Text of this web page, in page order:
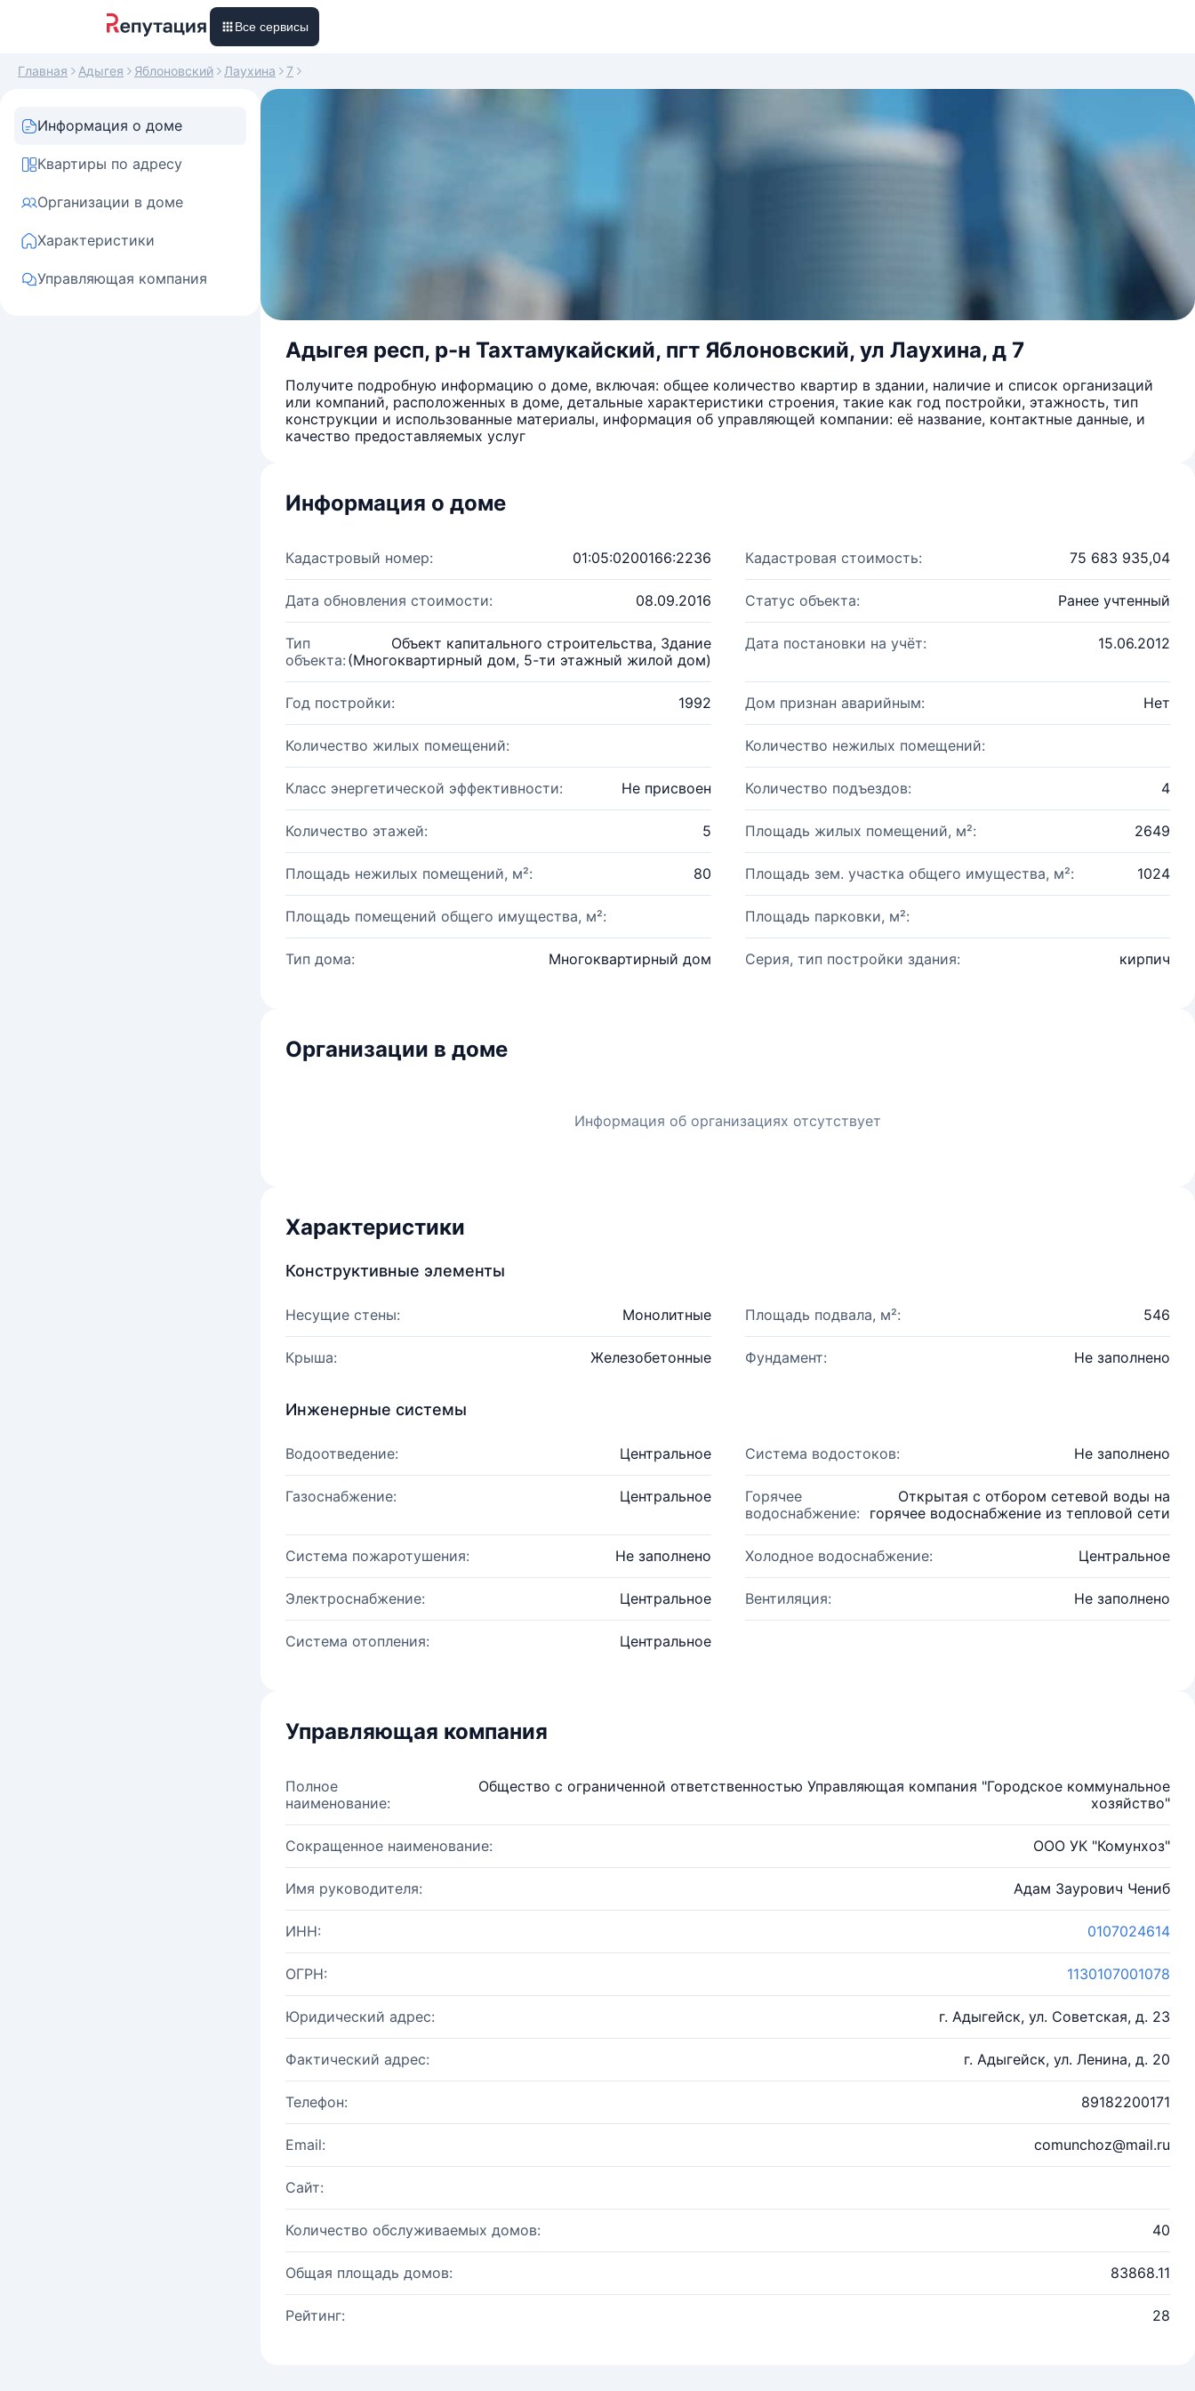
Все сервисы
Главная Адыгея Яблоновский Лаухина 7
Информация о доме
Квартиры по адресу
Организации в доме
Характеристики
Управляющая компания
Адыгея респ, р-н Тахтамукайский, пгт Яблоновский, ул Лаухина, д 7
Получите подробную информацию о доме, включая: общее количество квартир в здании, наличие и список организаций
или компаний, расположенных в доме, детальные характеристики строения, такие как год постройки, этажность, тип
конструкции и использованные материалы, информация об управляющей компании: её название, контактные данные, и
качество предоставляемых услуг
Информация о доме
Кадастровый номер: 01:05:0200166:2236 Кадастровая стоимость: 75 683 935,04
Дата обновления стоимости: 08.09.2016 Статус объекта: Ранее учтенный
Тип
объекта:
Объект капитального строительства, Здание
(Многоквартирный дом, 5-ти этажный жилой дом)
Дата постановки на учёт: 15.06.2012
Год постройки: 1992 Дом признан аварийным: Нет
Количество жилых помещений: Количество нежилых помещений:
Класс энергетической эффективности: Не присвоен Количество подъездов: 4
Количество этажей: 5 Площадь жилых помещений, м²: 2649
Площадь нежилых помещений, м²: 80 Площадь зем. участка общего имущества, м²: 1024
Площадь помещений общего имущества, м²: Площадь парковки, м²:
Тип дома: Многоквартирный дом Серия, тип постройки здания: кирпич
Организации в доме
Информация об организациях отсутствует
Характеристики
Конструктивные элементы
Несущие стены: Монолитные Площадь подвала, м²: 546
Крыша: Железобетонные Фундамент: Не заполнено
Инженерные системы
Водоотведение: Центральное Система водостоков: Не заполнено
Газоснабжение: Центральное
Горячее
водоснабжение:
Открытая с отбором сетевой воды на
горячее водоснабжение из тепловой сети
Система пожаротушения: Не заполнено Холодное водоснабжение: Центральное
Электроснабжение: Центральное Вентиляция: Не заполнено
Система отопления: Центральное
Управляющая компания
Полное
наименование:
Общество с ограниченной ответственностью Управляющая компания "Городское коммунальное
хозяйство"
Сокращенное наименование: ООО УК "Комунхоз"
Имя руководителя: Адам Заурович Чениб
ИНН: 0107024614
ОГРН: 1130107001078
Юридический адрес: г. Адыгейск, ул. Советская, д. 23
Фактический адрес: г. Адыгейск, ул. Ленина, д. 20
Телефон: 89182200171
Email: comunchoz@mail.ru
Сайт:
Количество обслуживаемых домов: 40
Общая площадь домов: 83868.11
Рейтинг: 28